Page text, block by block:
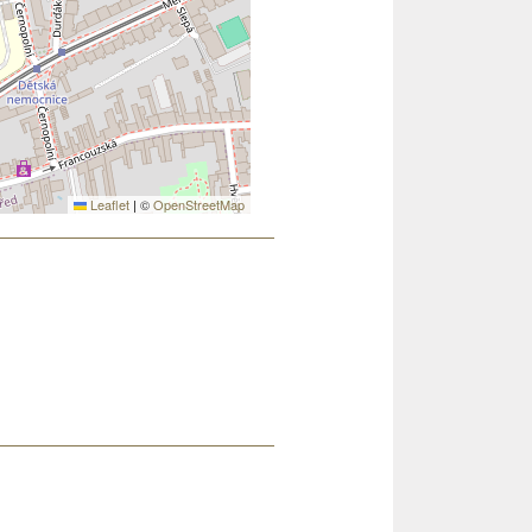
Leaflet | ©OpenStreetMap